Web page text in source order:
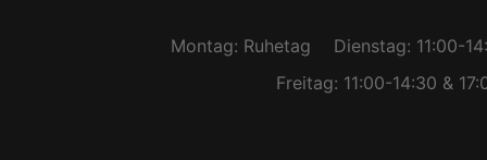
Montag: Ruhetag Dienstag: 11:00-
Freitag: 11:00-14:30 &